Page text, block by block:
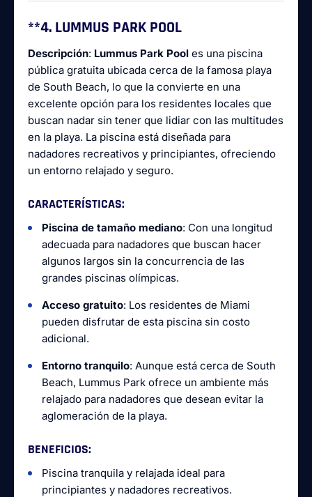
**4. LUMMUS PARK POOL
Descripción: Lummus Park Pool es una piscina
pública gratuita ubicada cerca de la famosa playa
de South Beach, lo que la convierte en una
excelente opción para los residentes locales que
buscan nadar sin tener que lidiar con las multitudes
en la playa. La piscina está diseñada para
nadadores recreativos y principiantes, ofreciendo
un entorno relajado y seguro.
CARACTERÍSTICAS:
Piscina de tamaño mediano: Con una longitud
adecuada para nadadores que buscan hacer
algunos largos sin la concurrencia de las
grandes piscinas olímpicas.
Acceso gratuito: Los residentes de Miami
pueden disfrutar de esta piscina sin costo
adicional.
Entorno tranquilo: Aunque está cerca de South
Beach, Lummus Park ofrece un ambiente más
relajado para nadadores que desean evitar la
aglomeración de la playa.
BENEFICIOS:
Piscina tranquila y relajada ideal para
principiantes y nadadores recreativos.